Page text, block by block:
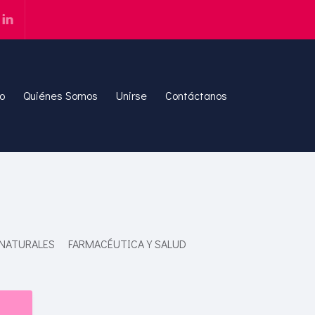
Quiénes Somos Unirse Contáctanos
FARMACÉUTICA Y SALUD